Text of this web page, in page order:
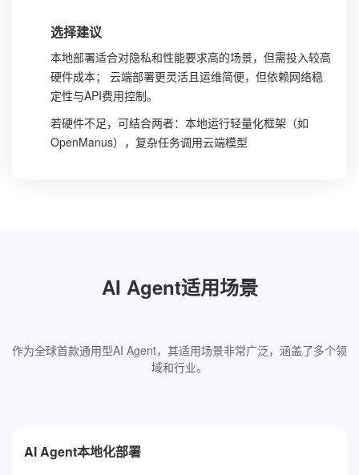
选择建议
本地部署适合对隐私和性能要求高的场景，但需投入较高
硬件成本； 云端部署更灵活且运维简便，但依赖网络稳
定性与API费用控制。
若硬件不足，可结合两者：本地运行轻量化框架（如
OpenManus），复杂任务调用云端模型
AI Agent适用场景
作为全球首款通用型AI Agent，其适用场景非常广泛，涵盖了多个领
域和行业。
AI Agent本地化部署